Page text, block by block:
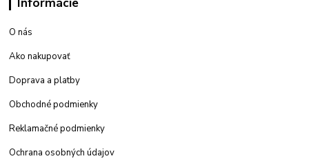
O nás
Ako nakupovať
Doprava a platby
Obchodné podmienky
Reklamačné podmienky
Ochrana osobných údajov